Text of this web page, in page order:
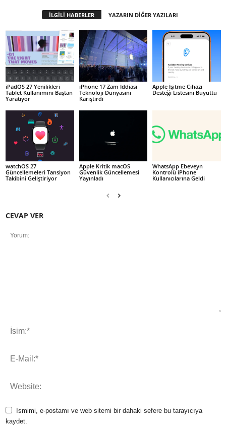
İLGİLİ HABERLER YAZARIN DİĞER YAZILARI
iPadOS 27 Yenilikleri
Tablet Kullanımını Baştan
Yaratıyor
iPhone 17 Zam İddiası
Teknoloji Dünyasını
Karıştırdı
Apple İşitme Cihazı
Desteği Listesini Büyüttü
watchOS 27
Güncellemeleri Tansiyon
Takibini Geliştiriyor
Apple Kritik macOS
Güvenlik Güncellemesi
Yayınladı
WhatsApp Ebeveyn
Kontrolü iPhone
Kullanıcılarına Geldi
CEVAP VER
Ismimi, e-postamı ve web sitemi bir dahaki sefere bu tarayıcıya
kaydet.